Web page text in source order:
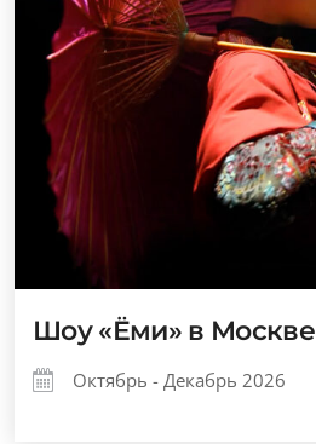
Шоу «Ёми» в Москве
Октябрь - Декабрь 2026